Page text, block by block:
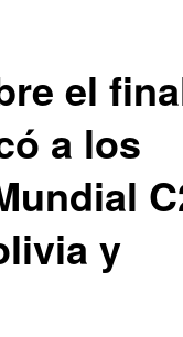
el
a los
y